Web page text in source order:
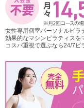
女性専用個室パーソナルピラ
効果的なマシンピラティスを
コスパ重視で選ぶなら24/7ピ